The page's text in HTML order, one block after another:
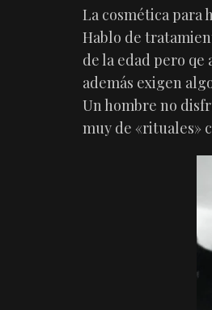
La cosmética para
Hablo de
de la edad pero
además exigen
Un hombre no
muy de «rituales»